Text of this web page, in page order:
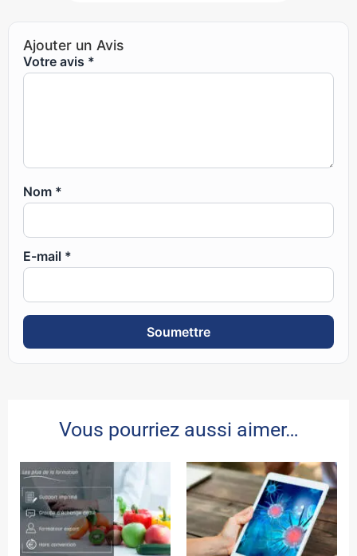
Ajouter un Avis
Votre avis *
Nom *
E-mail *
Vous pourriez aussi aimer…